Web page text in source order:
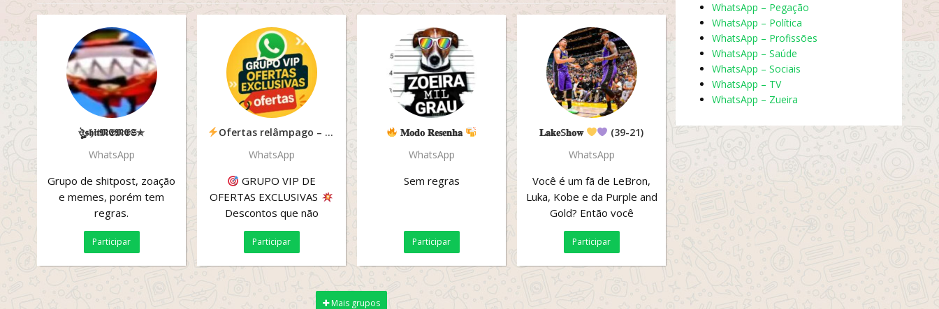
ঔৣ𝖘𝖍𝖎𝖙𝕸𝕰𝕸𝕰𝕾✯
WhatsApp
Grupo de shitpost, zoação
e memes, porém tem
regras.
Participar
Ofertas relâmpago – GASTEI MENOS
WhatsApp
GRUPO VIP DE
OFERTAS EXCLUSIVAS
Descontos que não
aparecem no feed!
Promoções relâmpago,
Participar
𝐌𝐨𝐝𝐨 𝐑𝐞𝐬𝐞𝐧𝐡𝐚
WhatsApp
Sem regras
Participar
𝐋𝐚𝐤𝐞S𝐡𝐨𝐰
(39-21)
WhatsApp
Você é um fã de LeBron,
Luka, Kobe e da Purple and
Gold? Então você
encontrou o lugar certo!
Nosso grupo é um...
Participar
Mais grupos
WhatsApp – Pegação
WhatsApp – Política
WhatsApp – Profissões
WhatsApp – Saúde
WhatsApp – Sociais
WhatsApp – TV
WhatsApp – Zueira